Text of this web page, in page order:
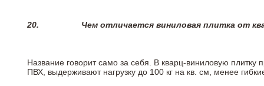
20. Чем отличается виниловая плитка от
Название говорит само за себя. В кварц-виниловую
ПВХ, выдерживают нагрузку до 100 кг на кв. см, менее